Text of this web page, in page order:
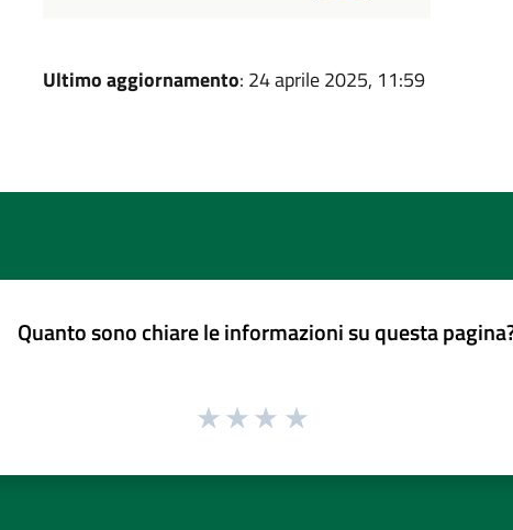
Ultimo aggiornamento: 24 aprile 2025, 11:59
Quanto sono chiare le informazioni su questa